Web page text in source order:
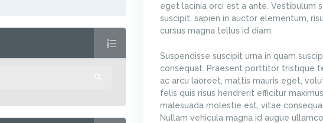
eget lacinia orci est a ante. Vestibulum
suscipit, sapien in auctor elementum,
cursus magna tellus id diam.
Suspendisse suscipit urna in quam
consequat. Praesent porttitor tristique
ac arcu laoreet, mattis mauris eget,
felis quis risus hendrerit efficitur
malesuada molestie est, vitae
Nullam vehicula magna id augue